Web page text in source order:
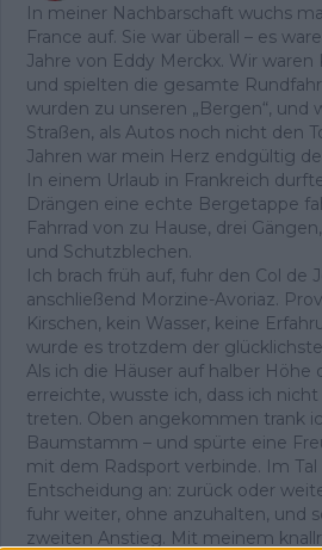
In meiner Nachbarschaft wuchs
France auf. Sie war überall – es
Jahre von Eddy Merckx. Wir
und spielten die gesamte
wurden zu unseren „Bergen“, und
Straßen, als Autos noch nicht den
Jahren war mein Herz endgültig
In einem Urlaub in Frankreich
Drängen eine echte Bergetappe
Fahrrad von zu Hause, drei
und Schutzblechen.
Ich brach früh auf, fuhr den Col de
anschließend Morzine-Avoriaz.
Kirschen, kein Wasser, keine
wurde es trotzdem der
Als ich die Häuser auf halber Höhe
erreichte, wusste ich, dass ich
treten. Oben angekommen trank
Baumstamm – und spürte eine
mit dem Radsport verbinde. Im Tal
Entscheidung an: zurück oder
fuhr weiter, ohne anzuhalten, und
zweiten Anstieg. Mit meinem